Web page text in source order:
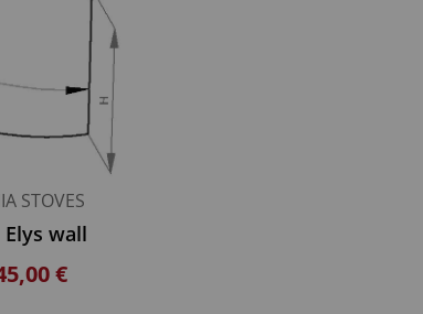
STOVES
Elys wall
€